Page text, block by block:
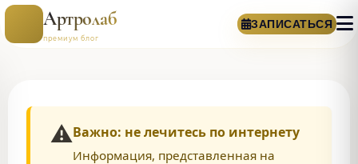
Артролаб
премиум блог
ЗАПИСАТЬСЯ
⚠️Важно: не лечитесь по интернету
Информация, представленная на